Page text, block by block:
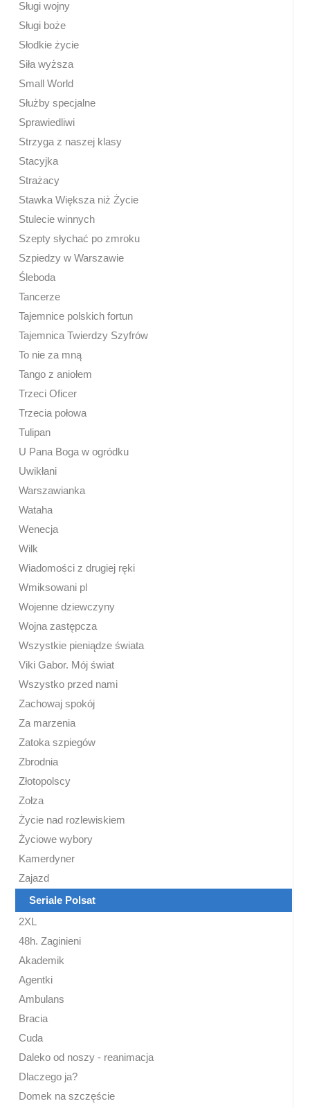
Sługi wojny
Sługi boże
Słodkie życie
Siła wyższa
Small World
Służby specjalne
Sprawiedliwi
Strzyga z naszej klasy
Stacyjka
Strażacy
Stawka Większa niż Życie
Stulecie winnych
Szepty słychać po zmroku
Szpiedzy w Warszawie
Śleboda
Tancerze
Tajemnice polskich fortun
Tajemnica Twierdzy Szyfrów
To nie za mną
Tango z aniołem
Trzeci Oficer
Trzecia połowa
Tulipan
U Pana Boga w ogródku
Uwikłani
Warszawianka
Wataha
Wenecja
Wilk
Wiadomości z drugiej ręki
Wmiksowani pl
Wojenne dziewczyny
Wojna zastępcza
Wszystkie pieniądze świata
Viki Gabor. Mój świat
Wszystko przed nami
Zachowaj spokój
Za marzenia
Zatoka szpiegów
Zbrodnia
Złotopolscy
Zołza
Życie nad rozlewiskiem
Życiowe wybory
Kamerdyner
Zajazd
Seriale Polsat
2XL
48h. Zaginieni
Akademik
Agentki
Ambulans
Bracia
Cuda
Daleko od noszy - reanimacja
Dlaczego ja?
Domek na szczęście